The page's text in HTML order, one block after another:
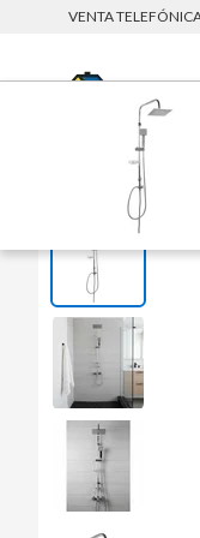
VENTA
baños